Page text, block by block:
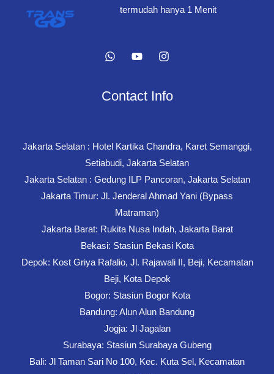
termudah hanya 1 Menit
Contact Info
Jakarta Selatan : Hotel Kartika Chandra, Karet Semanggi,
Setiabudi, Jakarta Selatan
Jakarta Selatan : Gedung ILP Pancoran, Jakarta Selatan
Jakarta Timur: Jl. Jenderal Ahmad Yani (Bypass
Matraman)
Jakarta Barat: Rukita Nusa Indah, Jakarta Barat
Bekasi: Stasiun Bekasi Kota
Depok: Kost Griya Rafalio, Jl. Rajawali II, Beji, Kecamatan
Beji, Kota Depok
Bogor: Stasiun Bogor Kota
Bandung: Alun Alun Bandung
Jogja: Jl Jagalan
Surabaya: Stasiun Surabaya Gubeng
Bali: Jl Taman Sari No 100, Kec. Kuta Sel, Kecamatan